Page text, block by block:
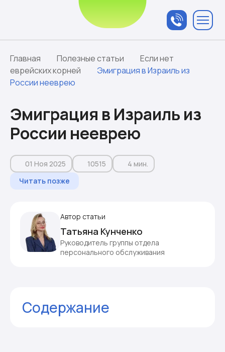
менеджером
Главная Полезные статьи
Если нет
еврейских корней
Эмиграция в Израиль из
России нееврею
Эмиграция в Израиль из
России нееврею
Читать позже
01 Ноя 2025 10515 4 мин.
Автор статьи
Татьяна Кунченко
Руководитель группы отдела
персонального обслуживания
Содержание